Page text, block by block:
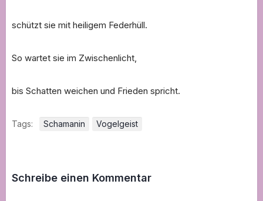
schützt sie mit heiligem Federhüll.
So wartet sie im Zwischenlicht,
bis Schatten weichen und Frieden spricht.
Tags: Schamanin Vogelgeist
Schreibe einen Kommentar